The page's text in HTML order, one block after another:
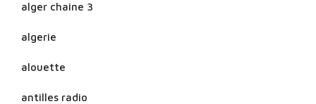
alger chaine 3
algerie
alouette
antilles radio